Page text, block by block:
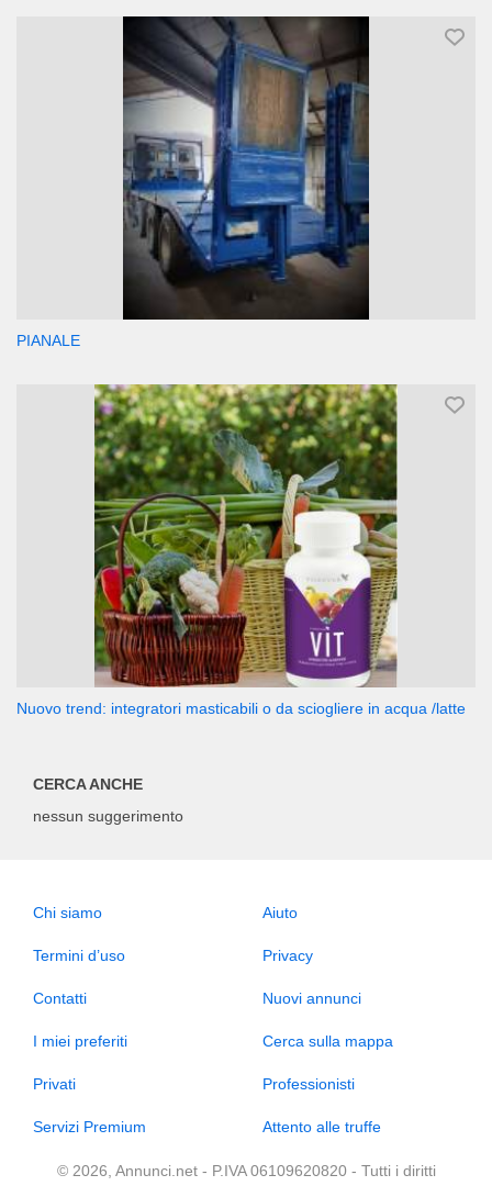
PIANALE
Nuovo trend: integratori masticabili o da sciogliere in acqua /latte
CERCA ANCHE
nessun suggerimento
Chi siamo Aiuto
Termini d’uso Privacy
Contatti Nuovi annunci
I miei preferiti Cerca sulla mappa
Privati Professionisti
Servizi Premium Attento alle truffe
© 2026, Annunci.net - P.IVA 06109620820 - Tutti i diritti